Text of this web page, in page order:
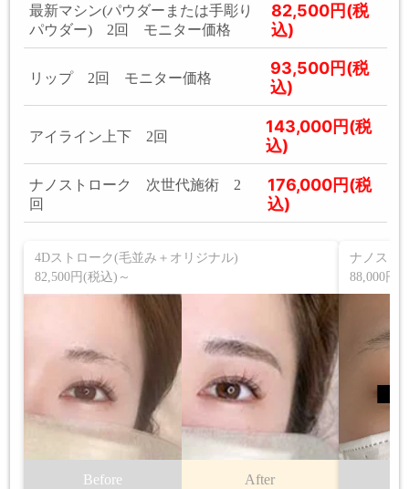
最新マシン(パウダーまたは手彫り
パウダー) 2回 モニター価格
82,500円(税
込)
リップ 2回 モニター価格
93,500円(税
込)
アイライン上下 2回
143,000円(税
込)
ナノストローク 次世代施術 2
回
176,000円(税
込)
4Dストローク(毛並み＋オリジナル)
82,500円(税込)～
Before After
ナノスト
88,000円(